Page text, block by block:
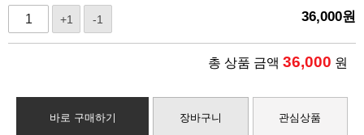
+1 -1 36,000원
총 상품 금액 36,000 원
바로 구매하기 장바구니 관심상품